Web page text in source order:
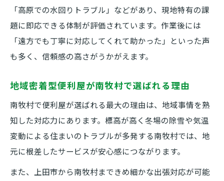
「高原での水回りトラブル」などがあり、現地特有の課
題に即応できる体制が評価されています。作業後には
「遠方でも丁寧に対応してくれて助かった」といった声
も多く、信頼感の高さがうかがえます。
地域密着型便利屋が南牧村で選ばれる理由
南牧村で便利屋が選ばれる最大の理由は、地域事情を熟
知した対応力にあります。標高が高く冬場の除雪や気温
変動による住まいのトラブルが多発する南牧村では、地
元に根差したサービスが安心感につながります。
また、上田市から南牧村まできめ細かな出張対応が可能